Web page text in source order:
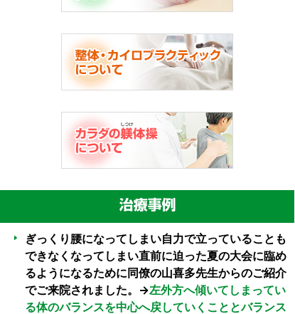
ぎっくり腰になってしまい自力で立っていることも
できなくなってしまい直前に迫った夏の大会に臨め
るようになるために同僚の山喜多先生からのご紹介
でご来院されました。→左外方へ傾いてしまってい
る体のバランスを中心へ戻していくこととバランス